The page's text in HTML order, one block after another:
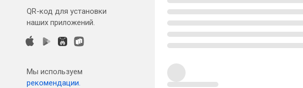
QR-код для установки
наших приложений.
Мы используем
рекомендации.